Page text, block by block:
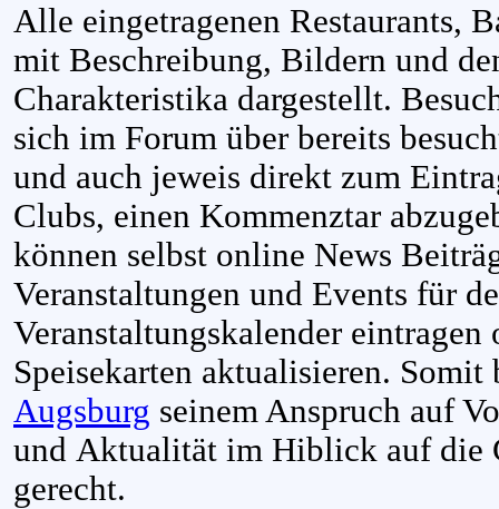
Alle eingetragenen Restaurants,
mit Beschreibung, Bildern und
Charakteristika dargestellt.
sich im Forum über bereits
und auch jeweis direkt zum
Clubs, einen Kommenztar
können selbst online News
Veranstaltungen und Events für
Veranstaltungskalender
Speisekarten aktualisieren.
Augsburg seinem Anspruch auf
und Aktualität im Hiblick auf die
gerecht.